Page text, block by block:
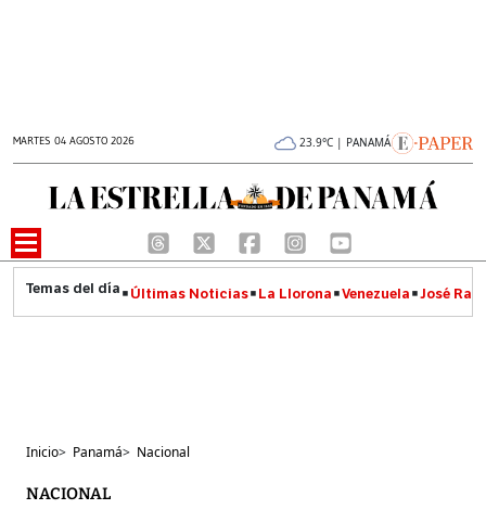
MARTES 04 AGOSTO 2026 23.9°C | PANAMÁ
Últimas Noticias La Llorona Venezuela José
Inicio> Panamá> Nacional
NACIONAL